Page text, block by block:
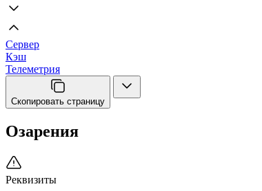
Сервер
Кэш
Телеметрия
Скопировать страницу
Озарения
Реквизиты